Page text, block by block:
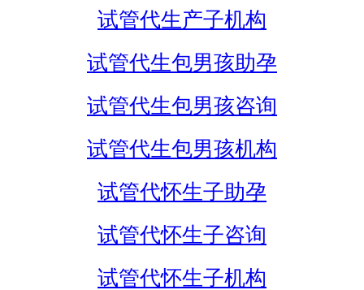
试管代生产子机构
试管代生包男孩助孕
试管代生包男孩咨询
试管代生包男孩机构
试管代怀生子助孕
试管代怀生子咨询
试管代怀生子机构